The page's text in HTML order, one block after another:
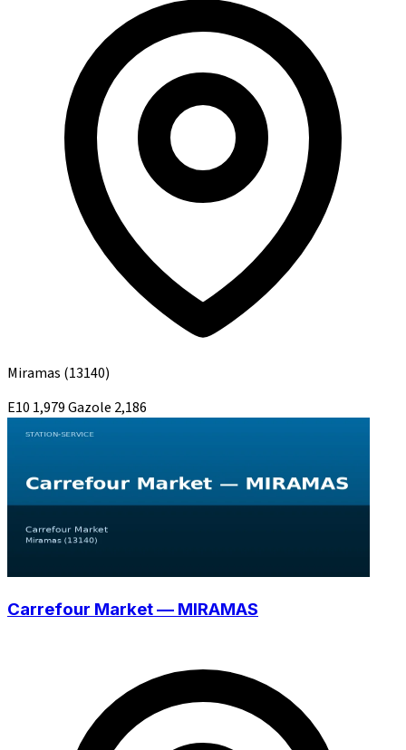
Miramas (13140)
E10 1,979Gazole 2,186
Carrefour Market — MIRAMAS